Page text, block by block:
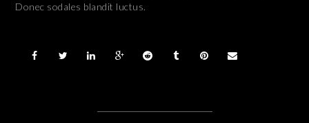
Donec sodales blandit luctus.